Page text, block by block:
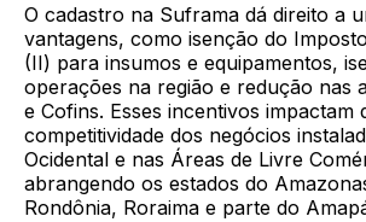
O cadastro na Suframa dá direito a
vantagens, como isenção do
(II) para insumos e equipamentos,
operações na região e redução nas
e Cofins. Esses incentivos impactam
competitividade dos negócios
Ocidental e nas Áreas de Livre
abrangendo os estados do
Rondônia, Roraima e parte do